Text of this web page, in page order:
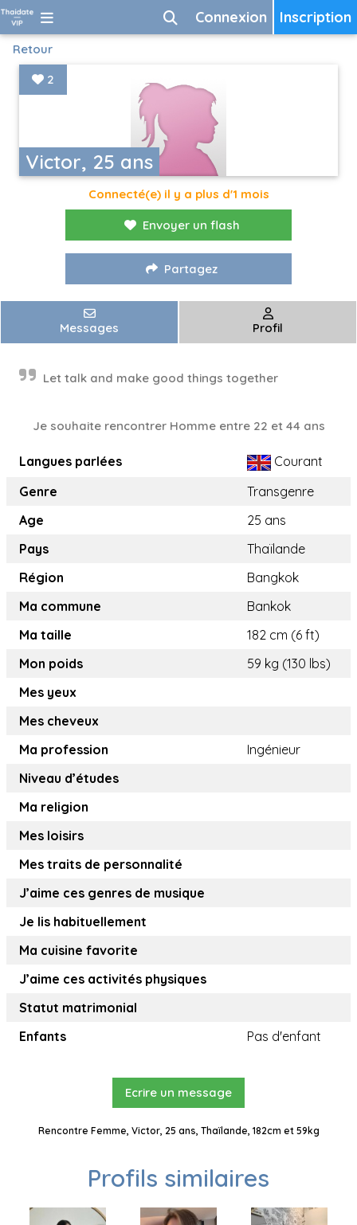
Inscription
Connexion
Retour
Victor, 25 ans
2
Connecté(e) il y a plus d'1 mois
Envoyer un flash
Partagez
Messages Profil
Let talk and make good things together
Je souhaite rencontrer Homme entre 22 et 44 ans
Langues parlées
Courant
Genre
Transgenre
Age
25 ans
Pays
Thaïlande
Région
Bangkok
Ma commune
Bankok
Ma taille
182 cm (6 ft)
Mon poids
59 kg (130 lbs)
Mes yeux
Mes cheveux
Ma profession
Ingénieur
Niveau d’études
Ma religion
Mes loisirs
Mes traits de personnalité
J’aime ces genres de musique
Je lis habituellement
Ma cuisine favorite
J’aime ces activités physiques
Statut matrimonial
Enfants
Pas d'enfant
Ecrire un message
Rencontre Femme, Victor, 25 ans, Thaïlande, 182cm et 59kg
Profils similaires